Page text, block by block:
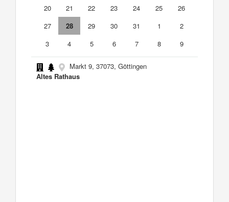
20
21 22 23 24 25
26
27
28 29 30 31 1
2
3
4 5 6 7 8 9
Markt 9, 37073, Göttingen
Altes Rathaus